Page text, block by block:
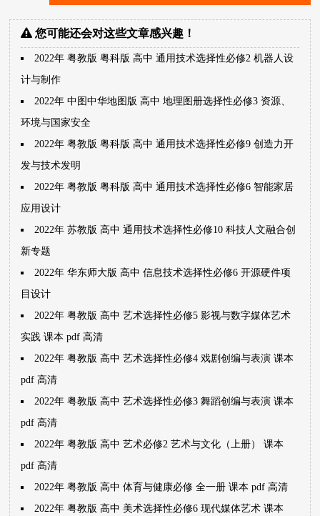
您可能还会对这些文章感兴趣！
2022年 粤教版 粤科版 高中 通用技术选择性必修2 机器人设
计与制作
2022年 中图中华地图版 高中 地理图册选择性必修3 资源、
环境与国家安全
2022年 粤教版 粤科版 高中 通用技术选择性必修9 创造力开
发与技术发明
2022年 粤教版 粤科版 高中 通用技术选择性必修6 智能家居
应用设计
2022年 苏教版 高中 通用技术选择性必修10 科技人文融合创
新专题
2022年 华东师大版 高中 信息技术选择性必修6 开源硬件项
目设计
2022年 粤教版 高中 艺术选择性必修5 影视与数字媒体艺术
实践 课本 pdf 高清
2022年 粤教版 高中 艺术选择性必修4 戏剧创编与表演 课本
pdf 高清
2022年 粤教版 高中 艺术选择性必修3 舞蹈创编与表演 课本
pdf 高清
2022年 粤教版 高中 艺术必修2 艺术与文化（上册） 课本
pdf 高清
2022年 粤教版 高中 体育与健康必修 全一册 课本 pdf 高清
2022年 粤教版 高中 美术选择性必修6 现代媒体艺术 课本